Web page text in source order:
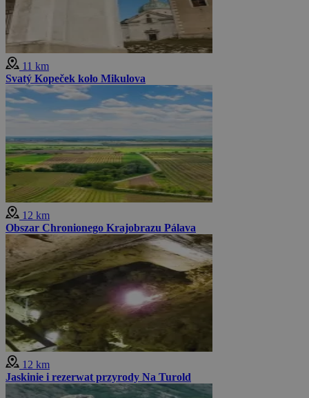
11 km
Svatý Kopeček koło Mikulova
12 km
Obszar Chronionego Krajobrazu Pálava
12 km
Jaskinie i rezerwat przyrody Na Turold